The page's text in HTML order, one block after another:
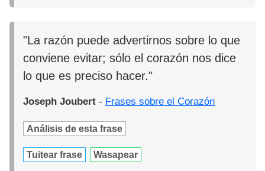
"La razón puede advertirnos sobre lo que
conviene evitar; sólo el corazón nos dice
lo que es preciso hacer."
Joseph Joubert - Frases sobre el Corazón
Análisis de esta frase
Tuitear frase Wasapear